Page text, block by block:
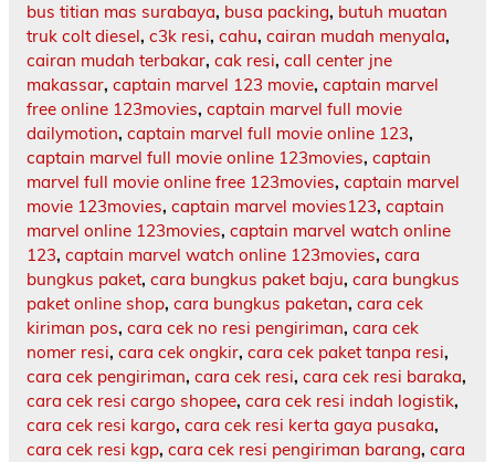
bus titian mas surabaya, busa packing, butuh muatan
truk colt diesel, c3k resi, cahu, cairan mudah menyala,
cairan mudah terbakar, cak resi, call center jne
makassar, captain marvel 123 movie, captain marvel
free online 123movies, captain marvel full movie
dailymotion, captain marvel full movie online 123,
captain marvel full movie online 123movies, captain
marvel full movie online free 123movies, captain marvel
movie 123movies, captain marvel movies123, captain
marvel online 123movies, captain marvel watch online
123, captain marvel watch online 123movies, cara
bungkus paket, cara bungkus paket baju, cara bungkus
paket online shop, cara bungkus paketan, cara cek
kiriman pos, cara cek no resi pengiriman, cara cek
nomer resi, cara cek ongkir, cara cek paket tanpa resi,
cara cek pengiriman, cara cek resi, cara cek resi baraka,
cara cek resi cargo shopee, cara cek resi indah logistik,
cara cek resi kargo, cara cek resi kerta gaya pusaka,
cara cek resi kgp, cara cek resi pengiriman barang, cara